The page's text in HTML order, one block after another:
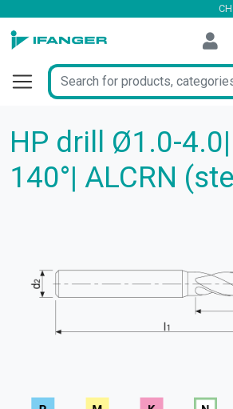
CH
HP drill Ø1.0-
140°| ALCRN